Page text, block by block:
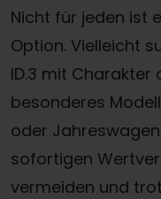
Nicht für jeden ist
Option. Vielleicht
ID.3 mit
besonderes
oder
sofortigen
vermeiden und